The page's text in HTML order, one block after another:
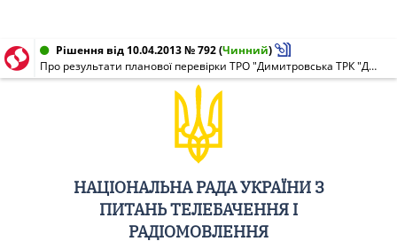
Рішення від 10.04.2013 № 792(Чинний)
Про результати планової перевірки ТРО "Димитровська ТРК "Дебют", м. Димитров Донецької обл. (НР N 0947 від 11.06.2003)
НАЦІОНАЛЬНА РАДА УКРАЇНИ З
ПИТАНЬ ТЕЛЕБАЧЕННЯ І
РАДІОМОВЛЕННЯ